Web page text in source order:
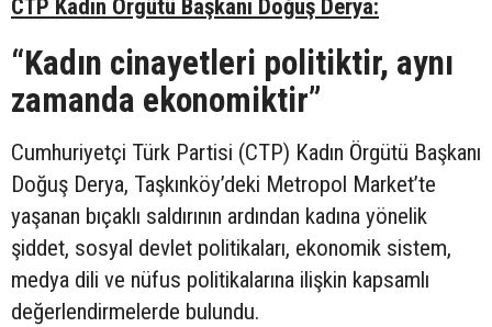
CTP Kadın Örgütü Başkanı Doğuş Derya:
“Kadın cinayetleri politiktir, aynı
zamanda ekonomiktir”
Cumhuriyetçi Türk Partisi (CTP) Kadın Örgütü Başkanı
Doğuş Derya, Taşkınköy’deki Metropol Market’te
yaşanan bıçaklı saldırının ardından kadına yönelik
şiddet, sosyal devlet politikaları, ekonomik sistem,
medya dili ve nüfus politikalarına ilişkin kapsamlı
değerlendirmelerde bulundu.